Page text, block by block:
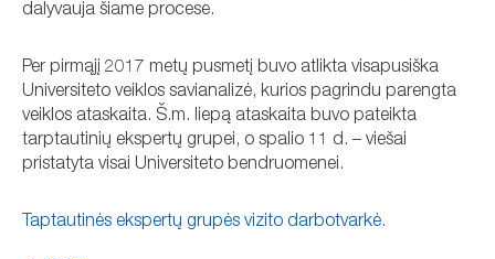
dalyvauja šiame procese.
Per pirmąjį 2017 metų pusmetį buvo atlikta visapusiška
Universiteto veiklos savianalizė, kurios pagrindu parengta
veiklos ataskaita. Š.m. liepą ataskaita buvo pateikta
tarptautinių ekspertų grupei, o spalio 11 d. – viešai
pristatyta visai Universiteto bendruomenei.
Taptautinės ekspertų grupės vizito darbotvarkė.